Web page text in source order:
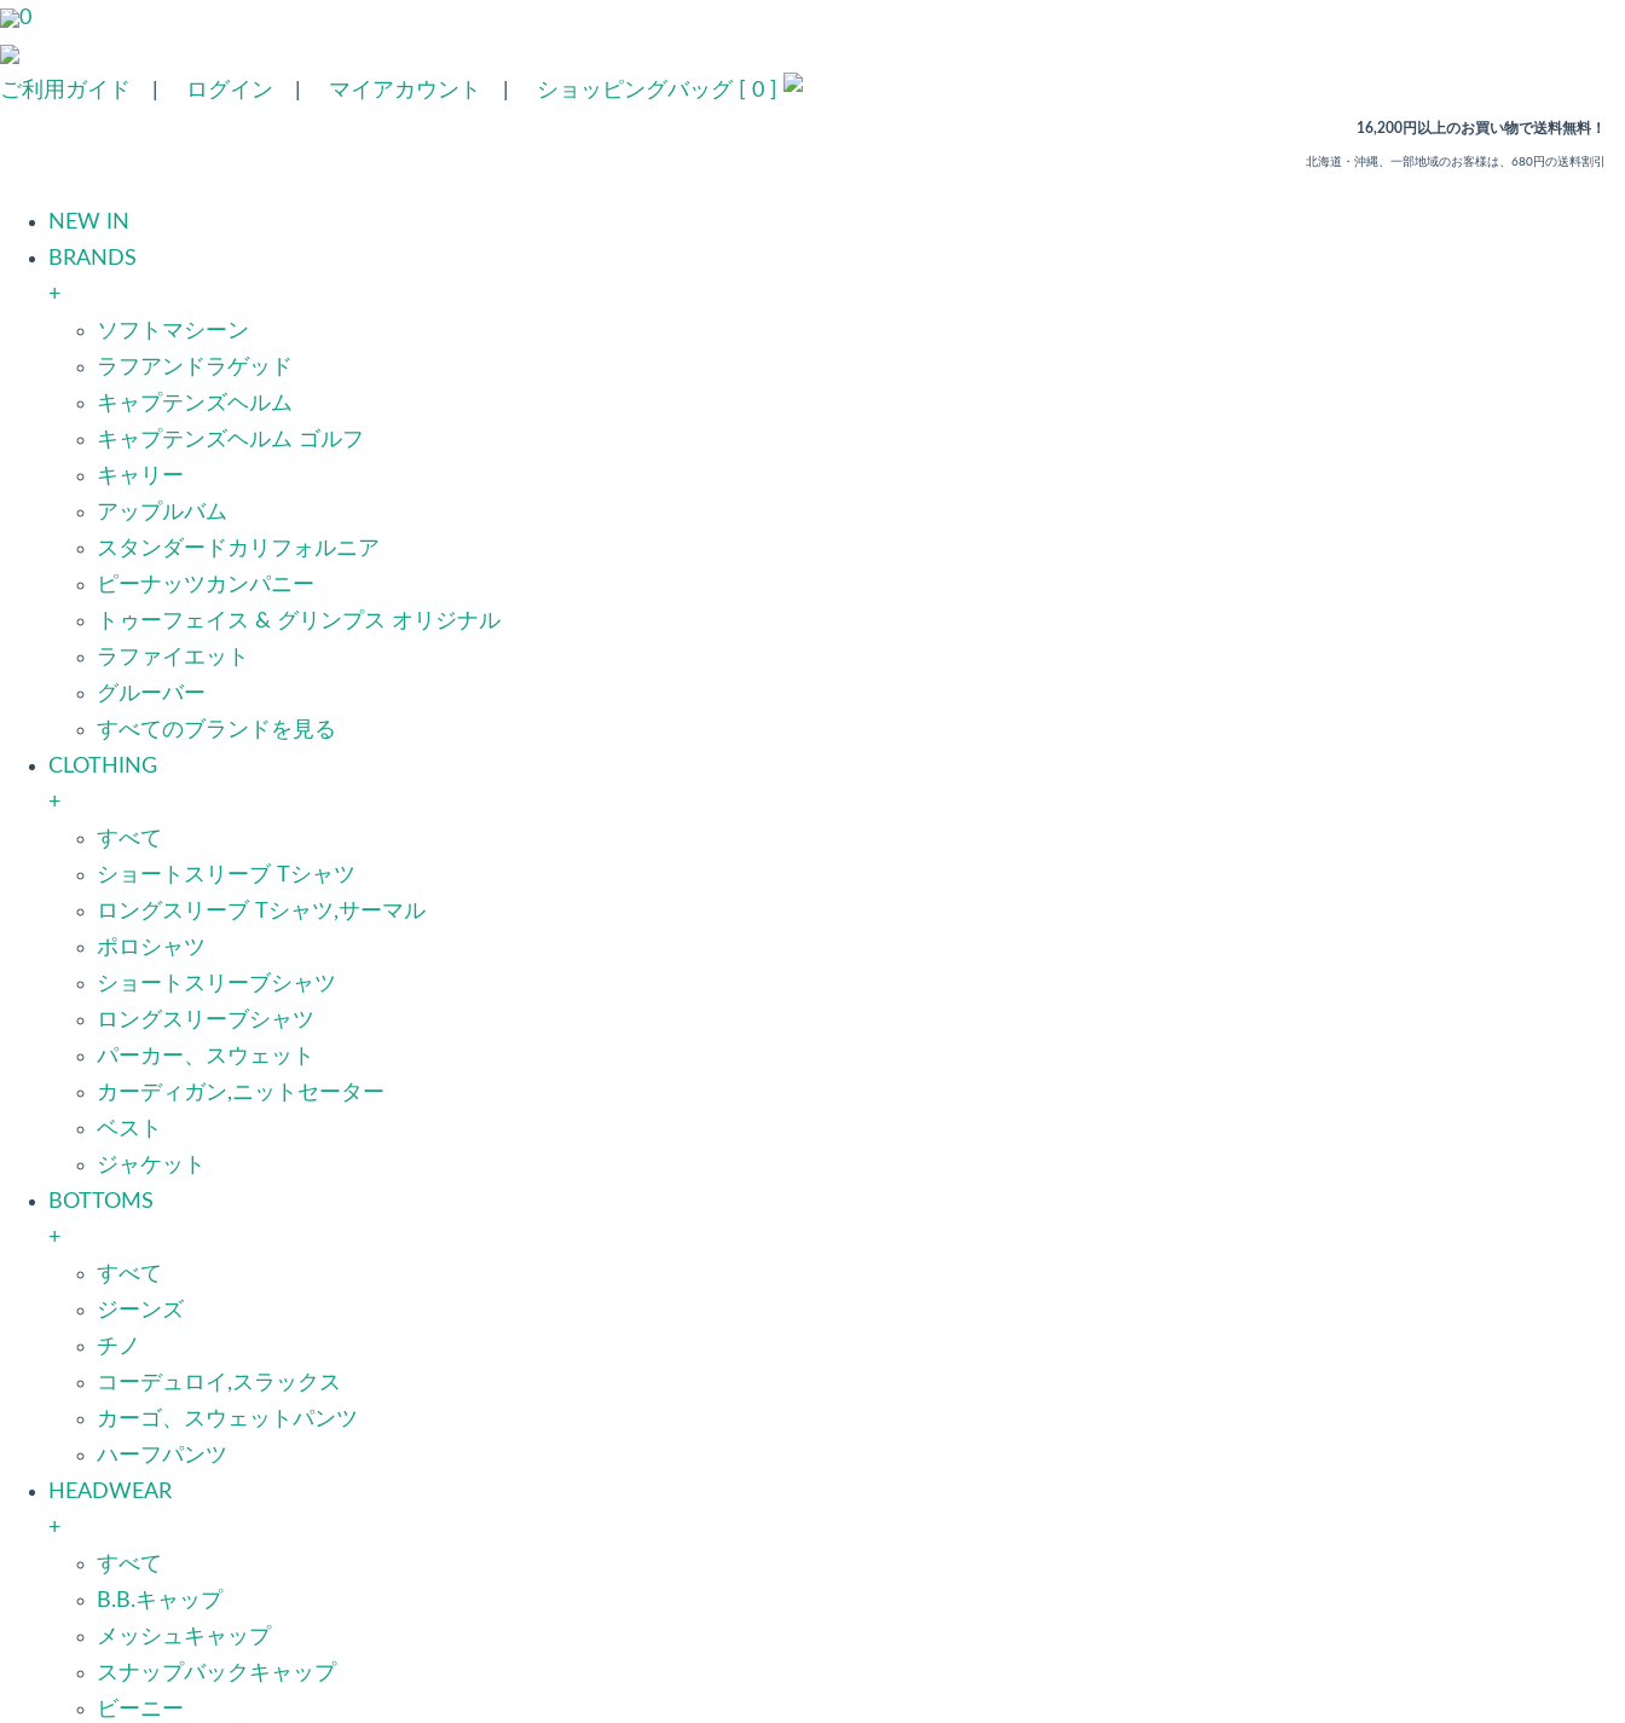
0
ご利用ガイド ログイン マイアカウント ショッピングバッグ [ 0 ]
16,200円以上のお買い物で送料無料！
北海道・沖縄、一部地域のお客様は、680円の送料割引
NEW IN
BRANDS
+
ソフトマシーン
ラフアンドラゲッド
キャプテンズヘルム
キャプテンズヘルム ゴルフ
キャリー
アップルバム
スタンダードカリフォルニア
ピーナッツカンパニー
トゥーフェイス & グリンプス オリジナル
ラファイエット
グルーバー
すべてのブランドを見る
CLOTHING
+
すべて
ショートスリーブ Tシャツ
ロングスリーブ Tシャツ,サーマル
ポロシャツ
ショートスリーブシャツ
ロングスリーブシャツ
パーカー、スウェット
カーディガン,ニットセーター
ベスト
ジャケット
BOTTOMS
+
すべて
ジーンズ
チノ
コーデュロイ,スラックス
カーゴ、スウェットパンツ
ハーフパンツ
HEADWEAR
+
すべて
B.B.キャップ
メッシュキャップ
スナップバックキャップ
ビーニー